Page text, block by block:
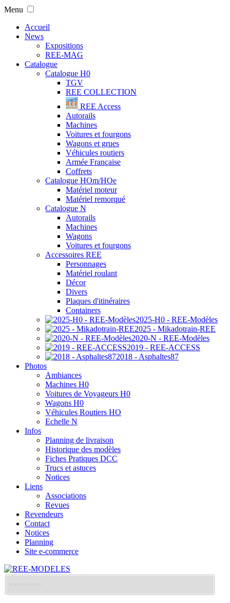
Menu
Accueil
News
Expositions
REE-MAG
Catalogue
Catalogue H0
TGV
REE COLLECTION
REE Access
Autorails
Machines
Voitures et fourgons
Wagons et grues
Véhicules routiers
Armée Française
Coffrets
Catalogue HOm/HOe
Matériel moteur
Matériel remorqué
Catalogue N
Autorails
Machines
Wagons
Voitures et fourgons
Accessoires REE
Personnages
Matériel roulant
Décor
Divers
Plaques d'itinéraires
Containers
2025-H0 - REE-Modèles
2025 - Mikadotrain-REE
2020-N - REE-Modèles
2019 - REE-ACCESS
2018 - Asphaltes87
Photos
Ambiances
Machines H0
Voitures de Voyageurs H0
Wagons H0
Véhicules Routiers HO
Echelle N
Infos
Planning de livraison
Historique des modèles
Fiches Pratiques DCC
Trucs et astuces
Notices
Liens
Associations
Revues
Revendeurs
Contact
Notices
Planning
Site e-commerce